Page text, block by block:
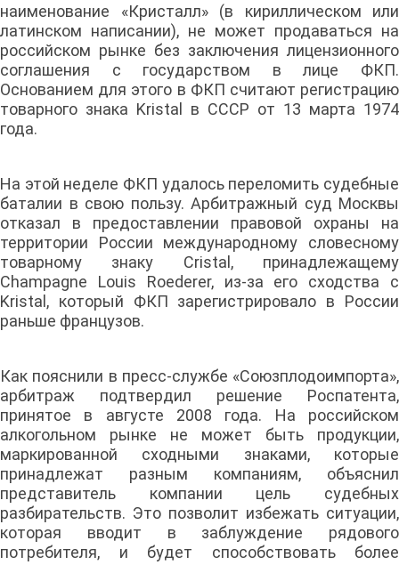
наименование «Кристалл» (в кириллическом или
латинском написании), не может продаваться на
российском рынке без заключения лицензионного
соглашения с государством в лице ФКП.
Основанием для этого в ФКП считают регистрацию
товарного знака Kristal в СССР от 13 марта 1974
года.
На этой неделе ФКП удалось переломить судебные
баталии в свою пользу. Арбитражный суд Москвы
отказал в предоставлении правовой охраны на
территории России международному словесному
товарному знаку Cristal, принадлежащему
Champagne Louis Roederer, из-за его сходства с
Kristal, который ФКП зарегистрировало в России
раньше французов.
Как пояснили в пресс-службе «Союзплодоимпорта»,
арбитраж подтвердил решение Роспатента,
принятое в августе 2008 года. На российском
алкогольном рынке не может быть продукции,
маркированной сходными знаками, которые
принадлежат разным компаниям, объяснил
представитель компании цель судебных
разбирательств. Это позволит избежать ситуации,
которая вводит в заблуждение рядового
потребителя, и будет способствовать более